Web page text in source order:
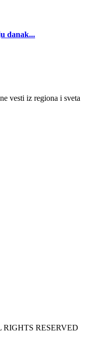
danak...
vesti iz regiona i sveta
RIGHTS RESERVED